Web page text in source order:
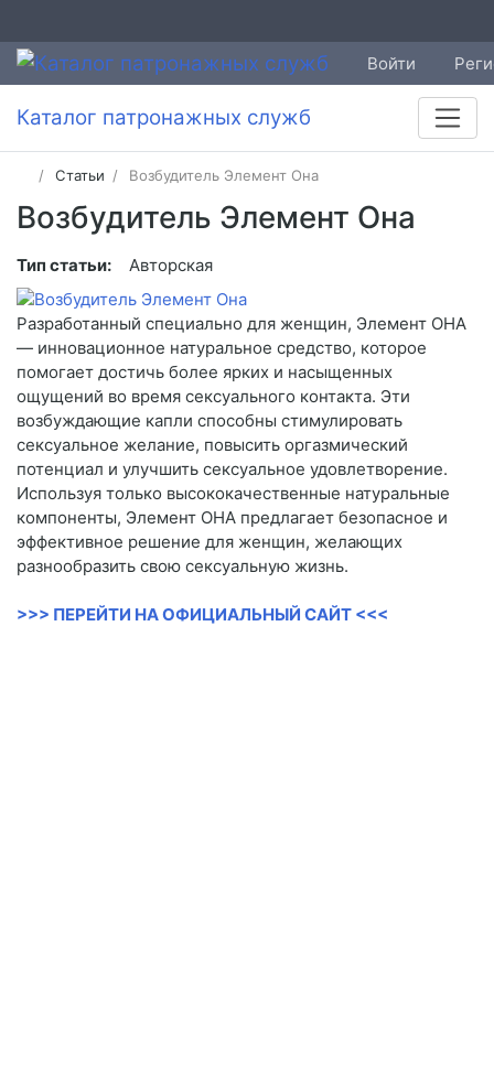
Войти
Каталог патронажных служб
Статьи Возбудитель Элемент Она
Возбудитель Элемент Она
Тип статьи: Авторская
Разработанный специально для женщин, Элемент ОНА
— инновационное натуральное средство, которое
помогает достичь более ярких и насыщенных
ощущений во время сексуального контакта. Эти
возбуждающие капли способны стимулировать
сексуальное желание, повысить оргазмический
потенциал и улучшить сексуальное удовлетворение.
Используя только высококачественные натуральные
компоненты, Элемент ОНА предлагает безопасное и
эффективное решение для женщин, желающих
разнообразить свою сексуальную жизнь.
>>> ПЕРЕЙТИ НА ОФИЦИАЛЬНЫЙ САЙТ <<<